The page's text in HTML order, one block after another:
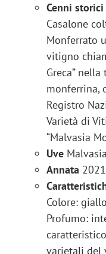
Cenni storici
Casalone
Monferrato
vitigno
Greca”
monferrina,
Registro
Varietà di
“Malvasia
Uve
Annata 2021
Colore:
Profumo:
varietali del